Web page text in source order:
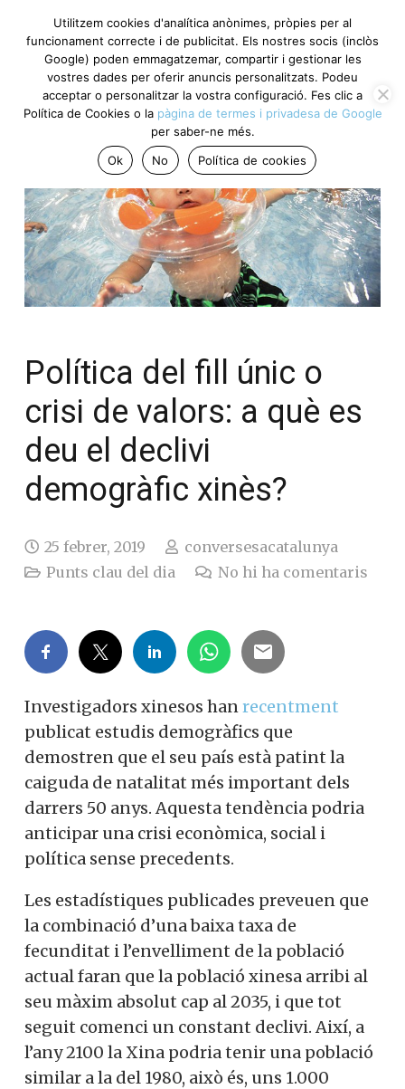
Política del fill únic o
crisi de valors: a què es
deu el declivi
demogràfic xinès?
25 febrer, 2019
conversesacatalunya
Punts clau del dia
No hi ha comentaris
Investigadors xinesos han recentment
publicat estudis demogràfics que
demostren que el seu país està patint la
caiguda de natalitat més important dels
darrers 50 anys. Aquesta tendència podria
anticipar una crisi econòmica, social i
política sense precedents.
Les estadístiques publicades preveuen que
la combinació d’una baixa taxa de
fecunditat i l’envelliment de la població
actual faran que la població xinesa arribi al
seu màxim absolut cap al 2035, i que tot
seguit comenci un constant declivi. Així, a
l’any 2100 la Xina podria tenir una població
similar a la del 1980, això és, uns 1.000
Utilitzem cookies d'analítica anònimes, pròpies per al
funcionament correcte i de publicitat. Els nostres socis (inclòs
Google) poden emmagatzemar, compartir i gestionar les
vostres dades per oferir anuncis personalitzats. Podeu
acceptar o personalitzar la vostra configuració. Fes clic a
Política de Cookies o la pàgina de termes i privadesa de Google
per saber-ne més.
Ok
No Política de cookies